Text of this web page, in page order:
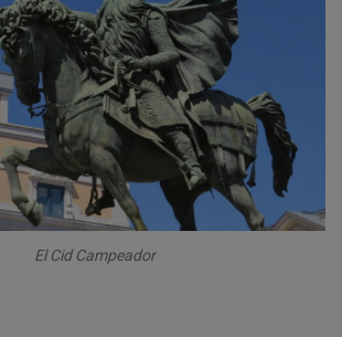
El Cid Campeador